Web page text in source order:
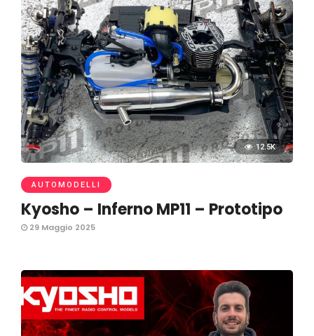
12.5K
AUTOMODELLI
Kyosho – Inferno MP11 – Prototipo
29 Maggio 2025